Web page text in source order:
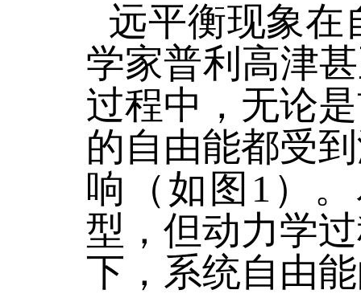
远平衡现象在
学家普利高津
过程中，无论
的自由能都受
响（如图1）
型，但动力学
下，系统自由